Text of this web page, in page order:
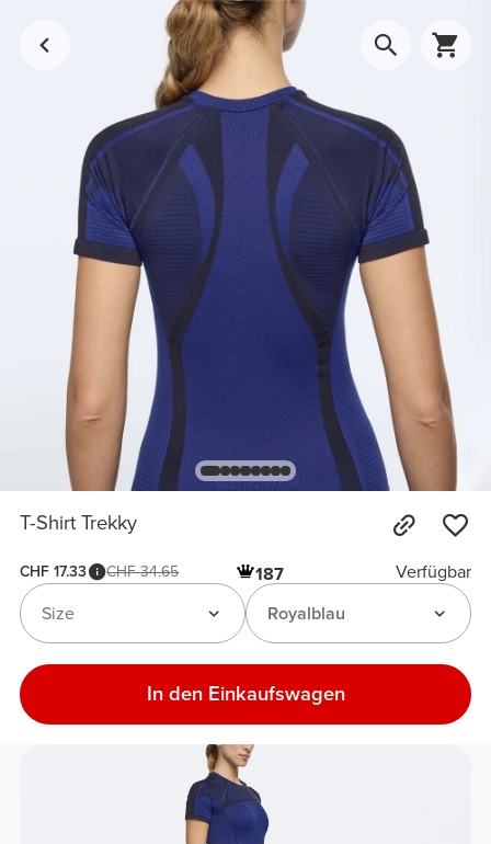
T-Shirt Trekky
CHF 17.33 CHF 34.65 187
Verfügbar
Royalblau
Size
In den Einkaufswagen